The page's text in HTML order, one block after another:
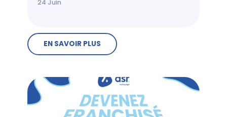
24 Juin
EN SAVOIR PLUS